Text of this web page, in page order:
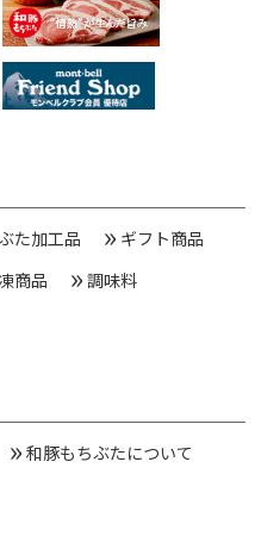
た加工品
ギフト商品
商品
調味料
和豚もちぶたについて